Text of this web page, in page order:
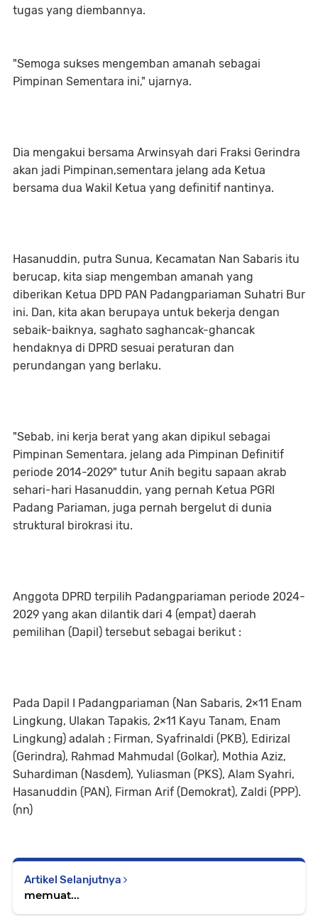
tugas yang diembannya.
"Semoga sukses mengemban amanah sebagai
Pimpinan Sementara ini," ujarnya.
Dia mengakui bersama Arwinsyah dari Fraksi Gerindra
akan jadi Pimpinan,sementara jelang ada Ketua
bersama dua Wakil Ketua yang definitif nantinya.
Hasanuddin, putra Sunua, Kecamatan Nan Sabaris itu
berucap, kita siap mengemban amanah yang
diberikan Ketua DPD PAN Padangpariaman Suhatri Bur
ini. Dan, kita akan berupaya untuk bekerja dengan
sebaik-baiknya, saghato saghancak-ghancak
hendaknya di DPRD sesuai peraturan dan
perundangan yang berlaku.
"Sebab, ini kerja berat yang akan dipikul sebagai
Pimpinan Sementara, jelang ada Pimpinan Definitif
periode 2014-2029" tutur Anih begitu sapaan akrab
sehari-hari Hasanuddin, yang pernah Ketua PGRI
Padang Pariaman, juga pernah bergelut di dunia
struktural birokrasi itu.
Anggota DPRD terpilih Padangpariaman periode 2024-
2029 yang akan dilantik dari 4 (empat) daerah
pemilihan (Dapil) tersebut sebagai berikut :
Pada Dapil I Padangpariaman (Nan Sabaris, 2×11 Enam
Lingkung, Ulakan Tapakis, 2×11 Kayu Tanam, Enam
Lingkung) adalah ; Firman, Syafrinaldi (PKB), Edirizal
(Gerindra), Rahmad Mahmudal (Golkar), Mothia Aziz,
Suhardiman (Nasdem), Yuliasman (PKS), Alam Syahri,
Hasanuddin (PAN), Firman Arif (Demokrat), Zaldi (PPP).
(nn)
Artikel Selanjutnya
memuat...